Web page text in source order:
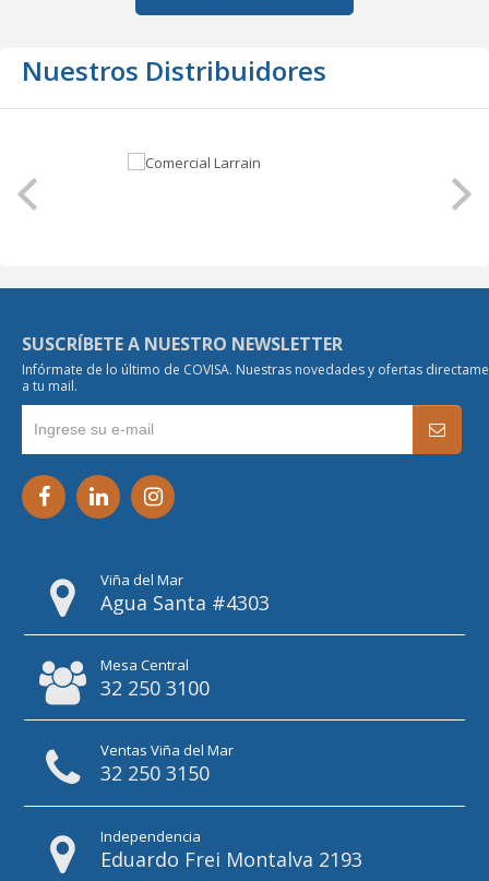
Nuestros Distribuidores
SUSCRÍBETE A NUESTRO NEWSLETTER
Infórmate de lo último de COVISA. Nuestras novedades y ofertas
a tu mail.
Viña del Mar
Agua Santa #4303
Mesa Central
32 250 3100
Ventas Viña del Mar
32 250 3150
Independencia
Eduardo Frei Montalva 2193